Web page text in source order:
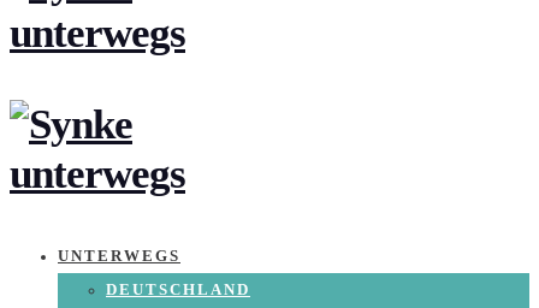
UNTERWEGS
DEUTSCHLAND